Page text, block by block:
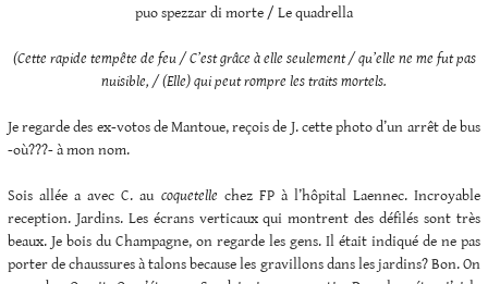
puo spezzar di morte / Le quadrella
(Cette rapide tempête de feu / C’est grâce à elle seulement / qu’elle ne me fut pas
nuisible, / (Elle) qui peut rompre les traits mortels.
Je regarde des ex-votos de Mantoue, reçois de J. cette photo d’un arrêt de bus
-où???- à mon nom.
Sois allée a avec C. au coquetelle chez FP à l’hôpital Laennec. Incroyable
reception. Jardins. Les écrans verticaux qui montrent des défilés sont très
beaux. Je bois du Champagne, on regarde les gens. Il était indiqué de ne pas
porter de chaussures à talons because les gravillons dans les jardins? Bon. On